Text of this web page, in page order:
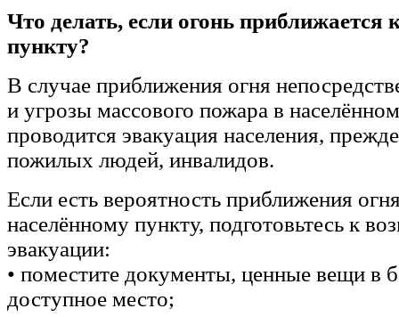
Что делать, если огонь приближается
пункту?
В случае приближения огня
и угрозы массового пожара в
проводится эвакуация населения,
пожилых людей, инвалидов.
Если есть вероятность приближения
населённому пункту, подготовьтесь к
эвакуации:
• поместите документы, ценные вещи в
доступное место;